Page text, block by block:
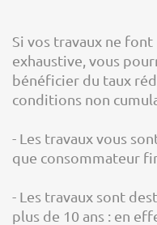
Si vos travaux ne
exhaustive, vous
bénéficier du taux
conditions non
- Les travaux vous
que consommateur
- Les travaux sont
plus de 10 ans : en